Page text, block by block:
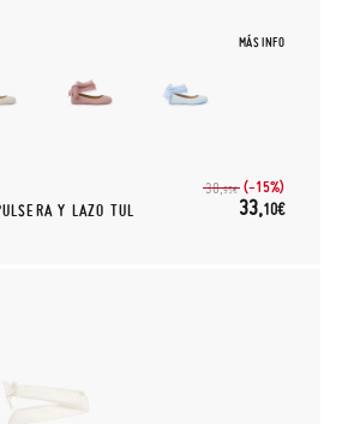
MÁS INFO
Y LAZO TUL
38,95€ (-15%)
33,10€